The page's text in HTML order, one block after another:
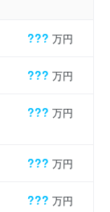
??? 万円
??? 万円
??? 万円
??? 万円
??? 万円